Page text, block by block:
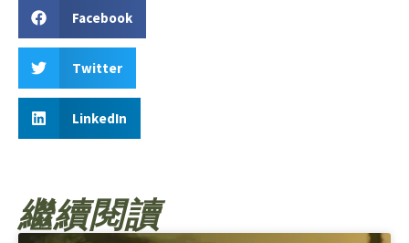
Facebook
Twitter
LinkedIn
繼續閱讀